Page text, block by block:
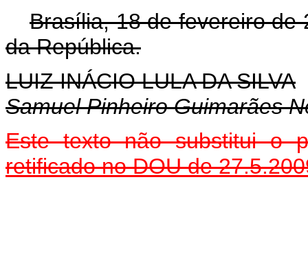
Brasília, 18 de fevereiro de
da República.
LUIZ INÁCIO LULA DA SILVA
Samuel Pinheiro Guimarães
Estetexto não substitui o
retificado no DOU de